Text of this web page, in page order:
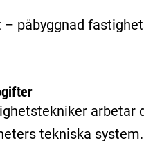
– påbyggnad
arbetar
tekniska